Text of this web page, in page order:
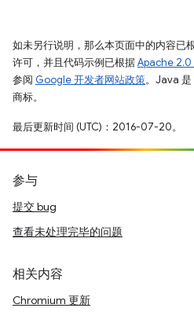
如未另行说明，那么本页面中的内容已
许可，并且代码示例已根据Apache 2.0
参阅 Google 开发者网站政策。Java
商标。
最后更新时间 (UTC)：2016-07-20。
参与
提交 bug
查看未处理完毕的问题
相关内容
Chromium 更新